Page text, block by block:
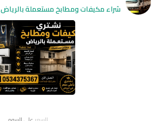
شراء مكيفات ومطابخ مستعملة بالرياض 0534375367